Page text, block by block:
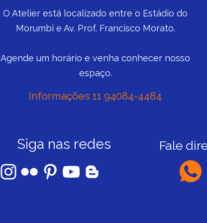
O Atelier está localizado entre o Estádio do
Morumbi e Av. Prof. Francisco Morato.
Agende um horário e venha conhecer nosso
espaço.
Informações 11 94084-4484
Siga nas redes Fale